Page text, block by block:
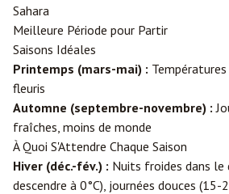
Sahara
Meilleure Période pour Partir
Saisons Idéales
Printemps (mars-mai) :
fleuris
Automne (septembre-novembre) :
fraîches, moins de monde
À Quoi S'Attendre Chaque Saison
Hiver (déc.-fév.) : Nuits froides dans le
descendre à 0°C), journées douces (15-